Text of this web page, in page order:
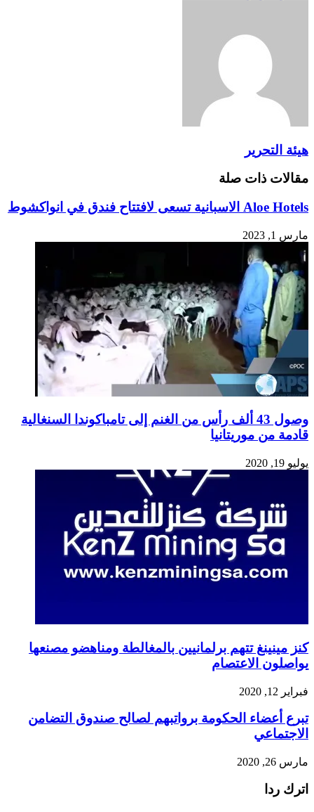
هيئة التحرير
مقالات ذات صلة
مارس 1, 2023
وصول 43 ألف رأس من الغنم إلى تامباكوندا السنغالية
قادمة من موريتانيا
يوليو 19, 2020
كنز مينينغ تتهم برلمانيين بالمغالطة ومناهضو مصنعها
يواصلون الاعتصام
فبراير 12, 2020
تبرع أعضاء الحكومة برواتبهم لصالح صندوق التضامن
الاجتماعي
مارس 26, 2020
اترك ردا